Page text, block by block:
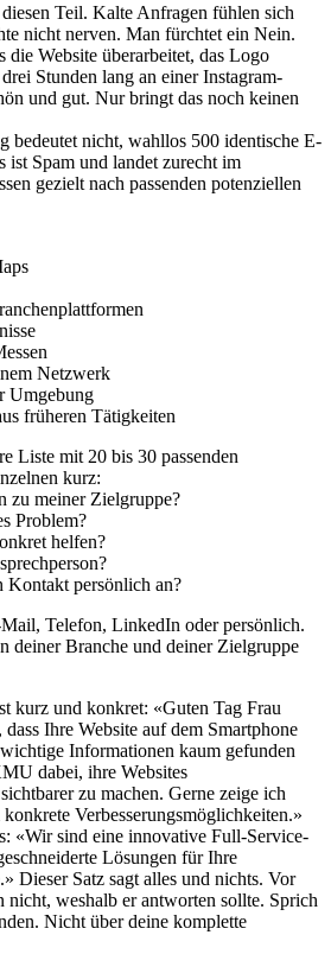
Teil. Kalte Anfragen fühlen sich
nicht nerven. Man fürchtet ein Nein.
Website überarbeitet, das Logo
Stunden lang an einer Instagram-
und gut. Nur bringt das noch keinen
bedeutet nicht, wahllos 500 identische E-
ist Spam und landet zurecht im
gezielt nach passenden potenziellen
Netzwerk
Umgebung
früheren Tätigkeiten
Liste mit 20 bis 30 passenden
kurz:
zu meiner Zielgruppe?
Problem?
helfen?
Kontakt persönlich an?
Telefon, LinkedIn oder persönlich.
deiner Branche und deiner Zielgruppe
kurz und konkret: «Guten Tag Frau
Ihre Website auf dem Smartphone
Informationen kaum gefunden
dabei, ihre Websites
zu machen. Gerne zeige ich
Verbesserungsmöglichkeiten.»
«Wir sind eine innovative Full-Service-
Lösungen für Ihre
Dieser Satz sagt alles und nichts. Vor
nicht, weshalb er antworten sollte. Sprich
Nicht über deine komplette